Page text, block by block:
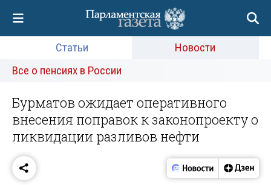
Статьи
Новости
Все о пенсиях в России
Бурматов ожидает оперативного
внесения поправок к законопроекту о
ликвидации разливов нефти